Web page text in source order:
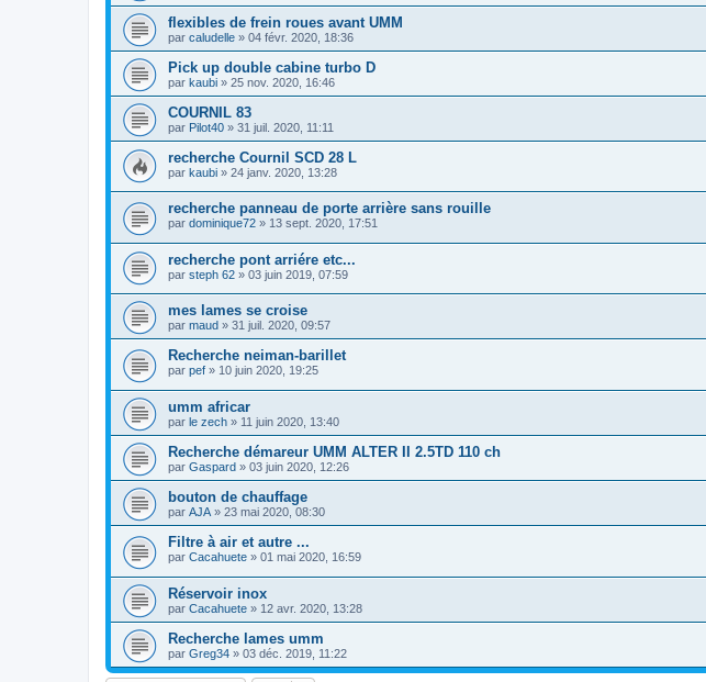
flexibles de frein roues avant UMM
par caludelle » 04 févr. 2020, 18:36
Pick up double cabine turbo D
par kaubi » 25 nov. 2020, 16:46
COURNIL 83
par Pilot40 » 31 juil. 2020, 11:11
recherche Cournil SCD 28 L
par kaubi » 24 janv. 2020, 13:28
recherche panneau de porte arrière sans rouille
par dominique72 » 13 sept. 2020, 17:51
recherche pont arriére etc...
par steph 62 » 03 juin 2019, 07:59
mes lames se croise
par maud » 31 juil. 2020, 09:57
Recherche neiman-barillet
par pef » 10 juin 2020, 19:25
umm africar
par le zech » 11 juin 2020, 13:40
Recherche démareur UMM ALTER II 2.5TD 110 ch
par Gaspard » 03 juin 2020, 12:26
bouton de chauffage
par AJA » 23 mai 2020, 08:30
Filtre à air et autre ...
par Cacahuete » 01 mai 2020, 16:59
Réservoir inox
par Cacahuete » 12 avr. 2020, 13:28
Recherche lames umm
par Greg34 » 03 déc. 2019, 11:22